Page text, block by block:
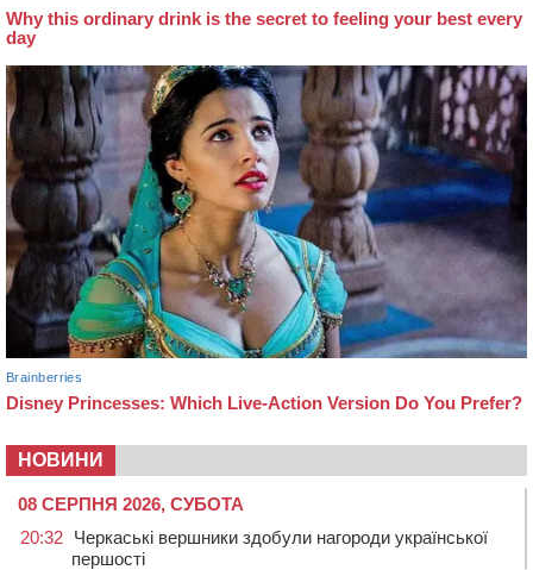
НОВИНИ
08 СЕРПНЯ 2026, СУБОТА
20:32 Черкаські вершники здобули нагороди української
першості